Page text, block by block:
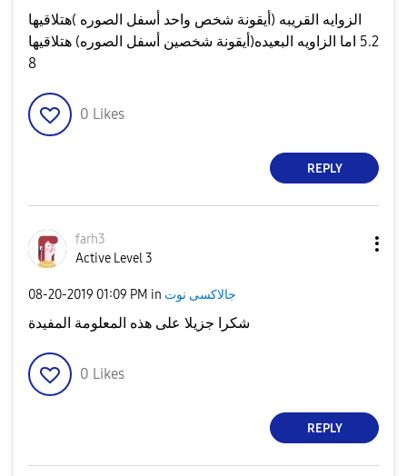
الزوايه القريبه (أيقونة شخص واحد أسفل الصوره )هتلاقيها
5.2 اما الزاويه البعيده(أيقونة شخصين أسفل الصوره) هتلاقيها
8
0 Likes
REPLY
farh3
Active Level 3
‎08-20-2019 01:09 PM in جالاكسى نوت
شكرا جزيلا على هذه المعلومة المفيدة
0 Likes
REPLY